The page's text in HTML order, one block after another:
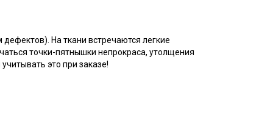
На ткани встречаются легкие
точки-пятнышки непрокраса, утолщения
это при заказе!